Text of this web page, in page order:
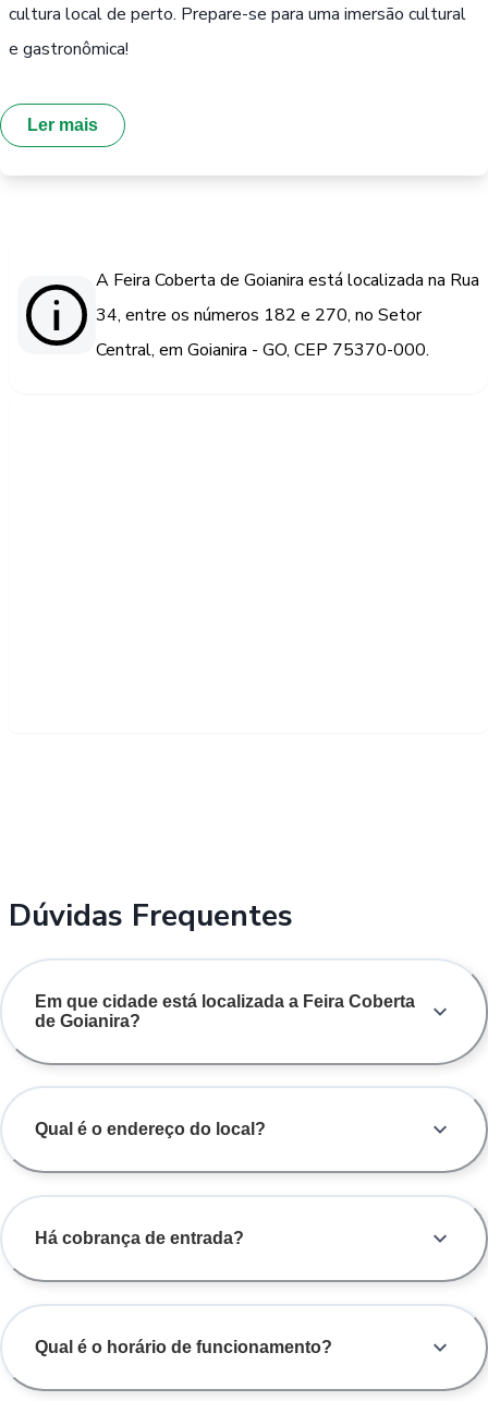
cultura local de perto. Prepare-se para uma imersão cultural
e gastronômica!
Ler mais
A Feira Coberta de Goianira está localizada na Rua
34, entre os números 182 e 270, no Setor
Central, em Goianira - GO, CEP 75370-000.
Dúvidas Frequentes
Em que cidade está localizada a Feira Coberta
de Goianira?
Qual é o endereço do local?
Há cobrança de entrada?
Qual é o horário de funcionamento?